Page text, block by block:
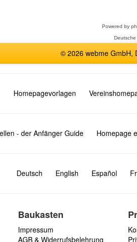
Powered by
© 2026 webme GmbH,
Homepagevorlagen
- der Anfänger Guide Homepage
Deutsch English Español
Baukasten
Impressum
AGB & Widerrufsbelehrung